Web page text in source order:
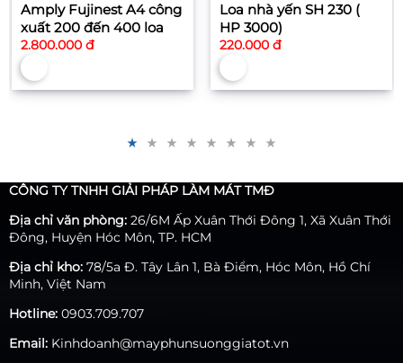
Amply Fujinest A4 công
xuất 200 đến 400 loa
2.800.000 đ
Loa nhà yến SH 230 (
HP 3000)
220.000 đ
CÔNG TY TNHH GIẢI PHÁP LÀM MÁT TMĐ
Địa chỉ văn phòng: 26/6M Ấp Xuân Thới Đông 1, Xã Xuân Thới
Đông, Huyện Hóc Môn, TP. HCM
Địa chỉ kho: 78/5a Đ. Tây Lân 1, Bà Điểm, Hóc Môn, Hồ Chí
Minh, Việt Nam
Hotline: 0903.709.707
Email: Kinhdoanh@mayphunsuonggiatot.vn